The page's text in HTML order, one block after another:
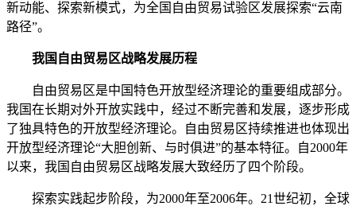
新动能、探索新模式，为全国自由贸易试验区发展探索“云南
路径”。
我国自由贸易区战略发展历程
自由贸易区是中国特色开放型经济理论的重要组成部分。
我国在长期对外开放实践中，经过不断完善和发展，逐步形成
了独具特色的开放型经济理论。自由贸易区持续推进也体现出
开放型经济理论“大胆创新、与时俱进”的基本特征。自2000年
以来，我国自由贸易区战略发展大致经历了四个阶段。
探索实践起步阶段，为2000年至2006年。21世纪初，全球